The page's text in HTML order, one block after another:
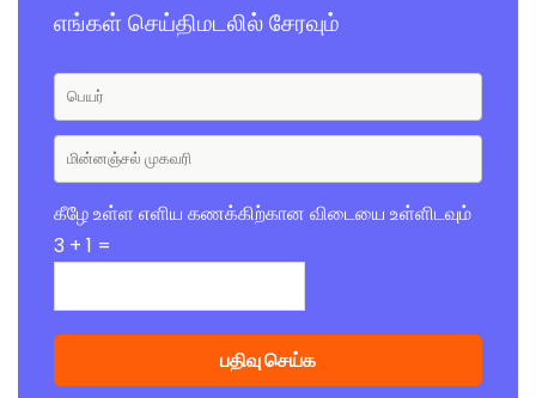
எங்கள் செய்திமடலில் சேரவும்
கீழே உள்ள எளிய கணக்கிற்கான விடையை உள்ளிடவும்
3 + 1 =